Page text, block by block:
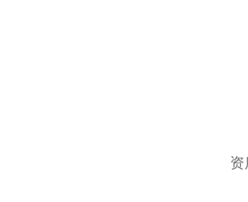
(
(
(
(
资